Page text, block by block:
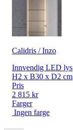
Calidris / Inzo
Innvendig LED lys
H2 x B30 x D2 cm
Pris
2 815 kr
Farger
Ingen farge